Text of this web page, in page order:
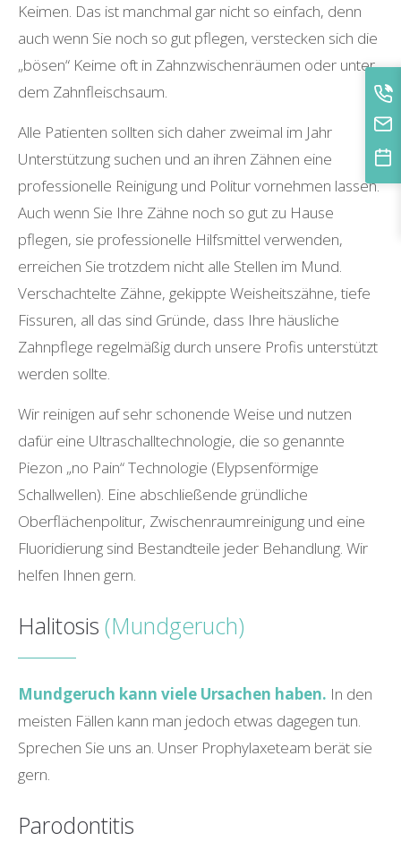
Keimen. Das ist manchmal gar nicht so einfach, denn
auch wenn Sie noch so gut pflegen, verstecken sich die
„bösen“ Keime oft in Zahnzwischenräumen oder unter
dem Zahnfleischsaum.
Alle Patienten sollten sich daher zweimal im Jahr
Unterstützung suchen und an ihren Zähnen eine
professionelle Reinigung und Politur vornehmen lassen.
Auch wenn Sie Ihre Zähne noch so gut zu Hause
pflegen, sie professionelle Hilfsmittel verwenden,
erreichen Sie trotzdem nicht alle Stellen im Mund.
Verschachtelte Zähne, gekippte Weisheitszähne, tiefe
Fissuren, all das sind Gründe, dass Ihre häusliche
Zahnpflege regelmäßig durch unsere Profis unterstützt
werden sollte.
Wir reinigen auf sehr schonende Weise und nutzen
dafür eine Ultraschalltechnologie, die so genannte
Piezon „no Pain“ Technologie (Elypsenförmige
Schallwellen). Eine abschließende gründliche
Oberflächenpolitur, Zwischenraumreinigung und eine
Fluoridierung sind Bestandteile jeder Behandlung. Wir
helfen Ihnen gern.
Halitosis (Mundgeruch)
Mundgeruch kann viele Ursachen haben. In den
meisten Fällen kann man jedoch etwas dagegen tun.
Sprechen Sie uns an. Unser Prophylaxeteam berät sie
gern.
Parodontitis